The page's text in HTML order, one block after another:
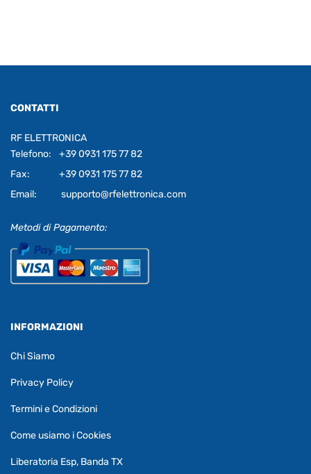
CONTATTI
RF ELETTRONICA
Telefono:
+39 0931 175 77 82
Fax:
+39 0931 175 77 82
Email:
supporto@rfelettronica.com
Metodi di Pagamento:
INFORMAZIONI
Chi Siamo
Privacy Policy
Termini e Condizioni
Come usiamo i Cookies
Liberatoria Esp, Banda TX